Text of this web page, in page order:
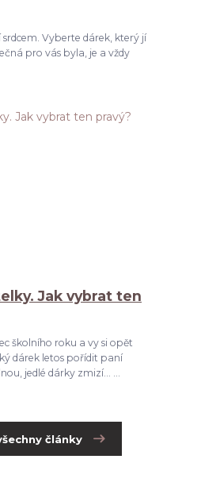
srdcem. Vyberte dárek, který jí
pro vás byla, je a vždy
Jak vybrat ten
školního roku a vy si opět
dárek letos pořídit paní
jedlé dárky zmizí... ...
články